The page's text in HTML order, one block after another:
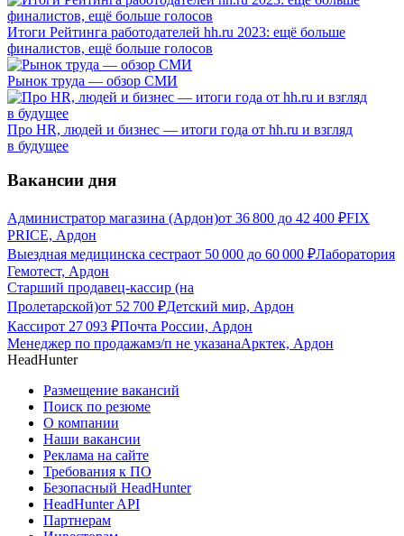
Итоги Рейтинга работодателей hh.ru 2023: ещё больше
финалистов, ещё больше голосов
Рынок труда — обзор СМИ
Про HR, людей и бизнес — итоги года от hh.ru и взгляд
в будущее
Вакансии дня
Администратор магазина (Ардон)от 36 800 до 42 400 ₽FIX
PRICE, Ардон
Выездная медицинска сестраот 50 000 до 60 000 ₽Лаборатория
Гемотест, Ардон
Старший продавец-кассир (на
Пролетарской)от 52 700 ₽Детский мир, Ардон
Кассирот 27 093 ₽Почта России, Ардон
Менеджер по продажамз/п не указанаАрктек, Ардон
HeadHunter
Размещение вакансий
Поиск по резюме
О компании
Наши вакансии
Реклама на сайте
Требования к ПО
Безопасный HeadHunter
HeadHunter API
Партнерам